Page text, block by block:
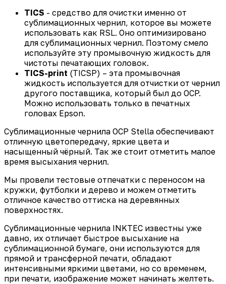
TICS - средство для очистки именно от
сублимационных чернил, которое вы можете
использовать как RSL. Оно оптимизировано
для сублимационных чернил. Поэтому смело
используйте эту промывочную жидкость для
чистоты печатающих головок.
TICS-print (TICSP) – эта промывочная
жидкость используется для отчистки от чернил
другого поставщика, который был до OCP.
Можно использовать только в печатных
головах Epson.
Сублимационные чернила OCP Stella обеспечивают
отличную цветопередачу, яркие цвета и
насыщенный чёрный. Так же стоит отметить малое
время высыхания чернил.
Мы провели тестовые отпечатки с переносом на
кружки, футболки и дерево и можем отметить
отличное качество оттиска на деревянных
поверхностях.
Сублимационные чернила INKTEC известны уже
давно, их отличает быстрое высыхание на
сублимационной бумаге, они используются для
прямой и трансферной печати, обладают
интенсивными яркими цветами, но со временем,
при печати, изображение может начинать желтеть.